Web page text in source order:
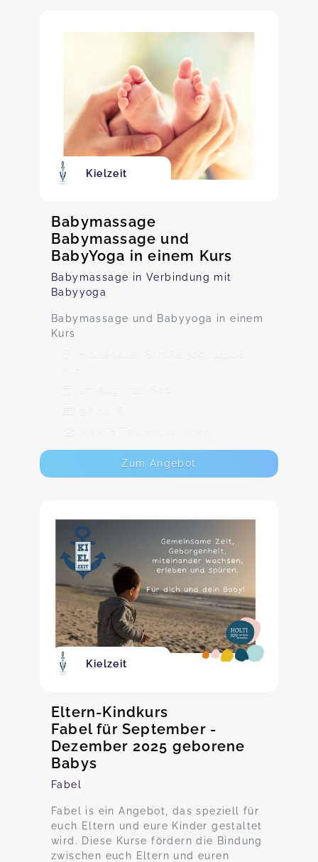
Kielzeit
Babymassage
Babymassage und
BabyYoga in einem Kurs
Babymassage in Verbindung mit
Babyyoga
Babymassage und Babyyoga in einem
Kurs
Holtenauer Straße 309, 24106
17. Aug - 21. Sep
96,00 €
Max. 8 TeilnehmerInnen
Zum Angebot
Kielzeit
Eltern-Kindkurs
Fabel für September -
Dezember 2025 geborene
Babys
Fabel
Fabel is ein Angebot, das speziell für
euch Eltern und eure Kinder gestaltet
wird. Diese Kurse fördern die Bindung
zwischen euch Eltern und euren